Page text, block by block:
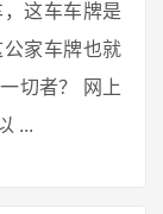
这车车牌是
家车牌也就
切者？ 网上
...